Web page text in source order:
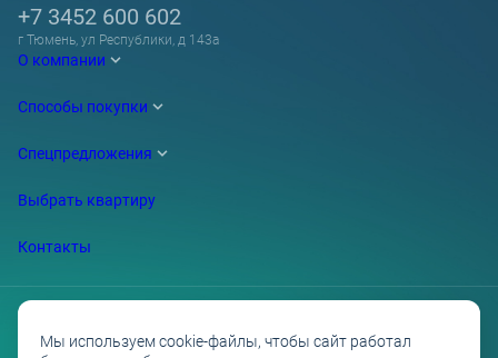
О компании
Способы покупки
Спецпредложения
Выбрать квартиру
Контакты
+7 3452 600 602
г Тюмень, ул Республики, д 143а
Мы используем cookie-файлы, чтобы сайт работал